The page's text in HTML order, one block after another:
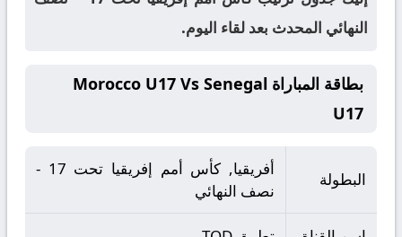
النهائي المحدث بعد لقاء اليوم.
بطاقة المباراة Morocco U17 Vs Senegal
U17
البطولة
أفريقيا, كأس أمم إفريقيا تحت 17 -
نصف النهائي